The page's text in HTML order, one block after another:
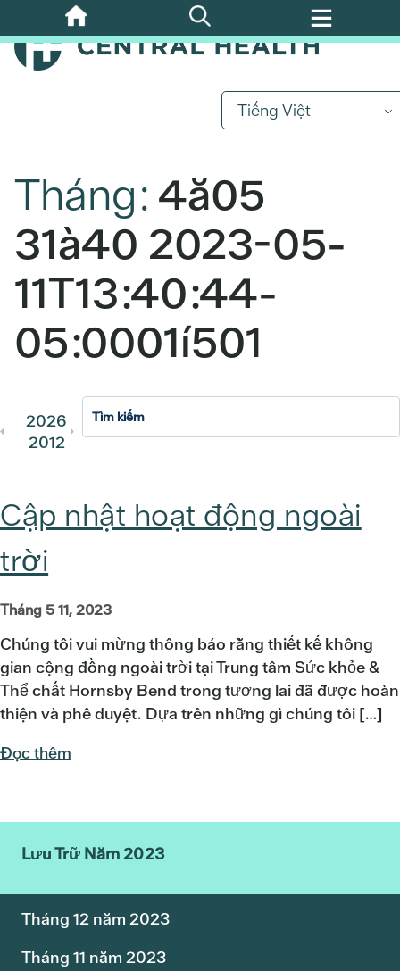
qua
nội
Tiếng Việt
Tháng: 4ă05
31à40 2023-05-
11T13:40:44-
05:0001í501
2026 2025
2012
2011
Cập nhật hoạt động ngoài
trời
Tháng 5 11, 2023
Chúng tôi vui mừng thông báo rằng thiết kế không
gian cộng đồng ngoài trời tại Trung tâm Sức khỏe &
Thể chất Hornsby Bend trong tương lai đã được hoàn
thiện và phê duyệt. Dựa trên những gì chúng tôi […]
Đọc thêm
Lưu Trữ Năm 2023
Tháng 12 năm 2023
Tháng 11 năm 2023